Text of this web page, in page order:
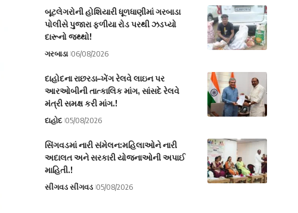
બૂટલેગરોની હોશિયારી ધૂળધાણીમાં ગરબાડા
પોલીસે પુજારા ફળીયા રોડ પરથી ઝડપ્યો
દારૂનો જથ્થો!
ગરબાડા 06/08/2026
દાહોદના રાછરડા–ખેંગ રેલવે લાઇન પર
આરઓબીની તાત્કાલિક માંગ, સાંસદે રેલવે
મંત્રી સમક્ષ કરી માંગ.!
દાહોદ 05/08/2026
સિંગવડમાં નારી સંમેલન:મહિલાઓને નારી
અદાલત અને સરકારી યોજનાઓની અપાઈ
માહિતી.!
સીંગવડ સીંગવડ 05/08/2026